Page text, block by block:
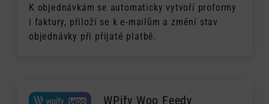
K objednávkám se automaticky vytvoří proformy
i faktury, přiloží se k e-mailům a změní stav
objednávky při přijaté platbě.
WPify Woo Feedy